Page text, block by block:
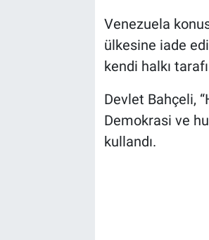
Venezuela
ülkesine iade
kendi halkı
Devlet Bahçeli,
Demokrasi ve
kullandı.